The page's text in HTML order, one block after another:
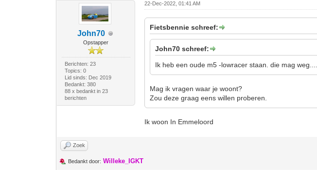
John70
Opstapper
Berichten: 23
Topics: 0
Lid sinds: Dec 2019
Bedankt: 380
88 x bedankt in 23
berichten
22-Dec-2022, 01:41 AM
Fietsbennie schreef:
John70 schreef:
Ik heb een oude m5 -lowracer staan. die mag weg....
Mag ik vragen waar je woont?
Zou deze graag eens willen proberen.
Ik woon In Emmeloord
Zoek
Bedankt door: Willeke_IGKT